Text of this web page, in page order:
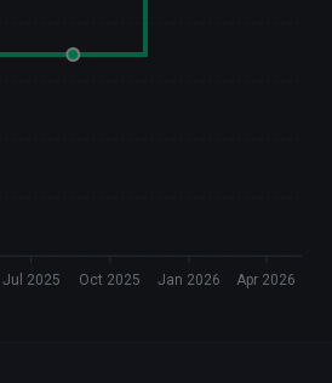
Jul 2025 Oct 2025 Jan 2026 Apr 2026